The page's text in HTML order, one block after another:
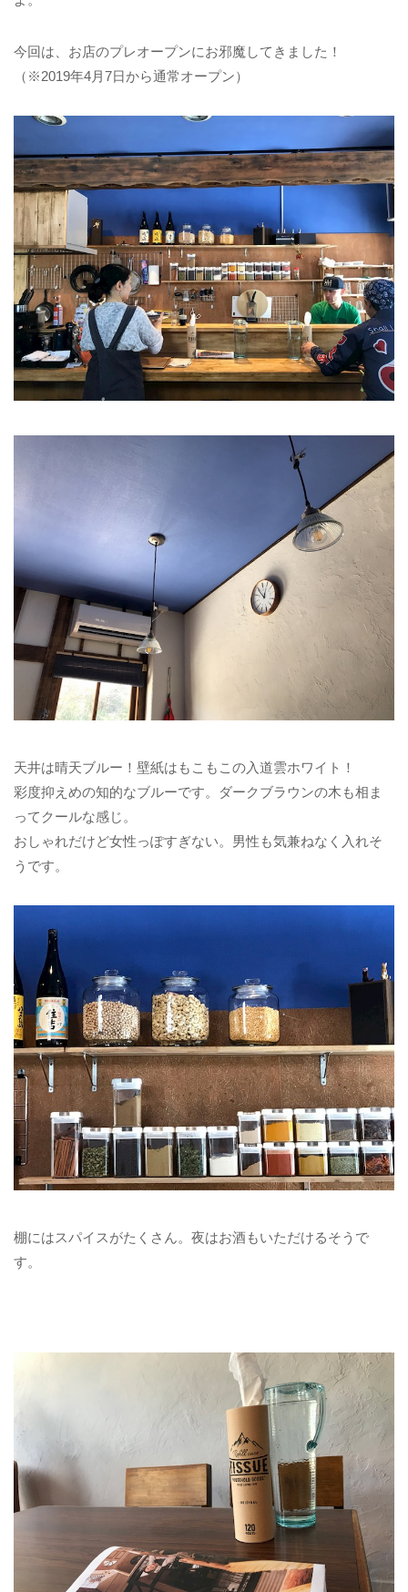
今回は、お店のプレオープンにお邪魔してきました！
（※2019年4月7日から通常オープン）
天井は晴天ブルー！壁紙はもこもこの入道雲ホワイト！
彩度抑えめの知的なブルーです。ダークブラウンの木も相ま
ってクールな感じ。
おしゃれだけど女性っぽすぎない。男性も気兼ねなく入れそ
うです。
棚にはスパイスがたくさん。夜はお酒もいただけるそうで
す。